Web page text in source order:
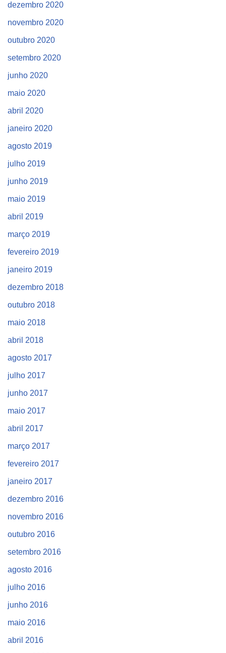
dezembro 2020
novembro 2020
outubro 2020
setembro 2020
junho 2020
maio 2020
abril 2020
janeiro 2020
agosto 2019
julho 2019
junho 2019
maio 2019
abril 2019
março 2019
fevereiro 2019
janeiro 2019
dezembro 2018
outubro 2018
maio 2018
abril 2018
agosto 2017
julho 2017
junho 2017
maio 2017
abril 2017
março 2017
fevereiro 2017
janeiro 2017
dezembro 2016
novembro 2016
outubro 2016
setembro 2016
agosto 2016
julho 2016
junho 2016
maio 2016
abril 2016